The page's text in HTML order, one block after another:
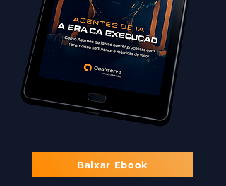
Baixar Ebook